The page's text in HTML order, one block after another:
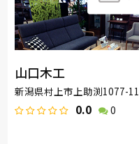
山口木工
新潟県村上市上助渕1077-11
0.0 0